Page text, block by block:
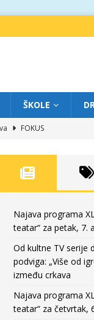
ŠKOLE
FOKUS
Grada teatra
FOKUS
Najava programa
teatar“ za petak, 7.
Od kultne TV serije
podviga: „Više od
između crkava
Najava programa
teatar“ za četvrtak,